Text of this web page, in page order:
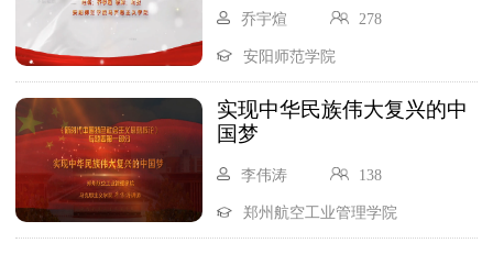
乔宇煊 278
安阳师范学院
实现中华民族伟大复兴的中
国梦
李伟涛 138
郑州航空工业管理学院